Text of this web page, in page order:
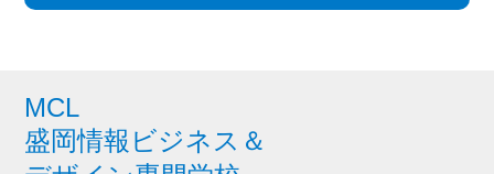
MCL
盛岡情報ビジネス＆